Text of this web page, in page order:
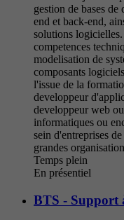
gestion de bases
end et back-end,
solutions
competences
modelisation de
composants
l'issue de la
developpeur
developpeur web
informatiques ou
sein d'entreprises
grandes
Temps plein
En présentiel
BTS - Support